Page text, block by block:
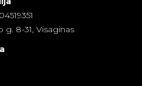
g. 8-31, Visaginas